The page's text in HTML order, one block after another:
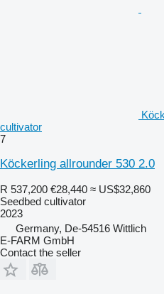
cultivator
7
Köckerling allrounder 530 2.0
R 537,200 €28,440 ≈ US$32,860
Seedbed cultivator
2023
Germany, De-54516 Wittlich
E-FARM GmbH
Contact the seller